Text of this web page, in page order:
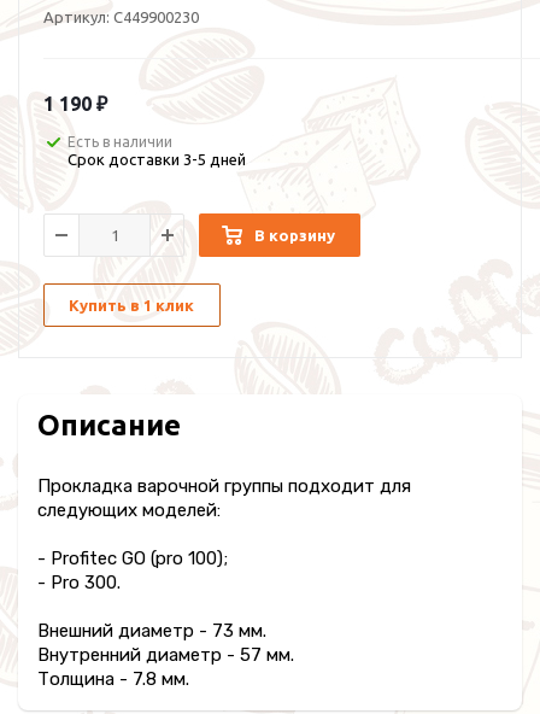
Артикул: C449900230
1 190 ₽
Есть в наличии
Срок доставки 3-5 дней
В корзину
Купить в 1 клик
Описание
Прокладка варочной группы подходит для
следующих моделей:
- Profitec GO (pro 100);
- Pro 300.
Внешний диаметр - 73 мм.
Внутренний диаметр - 57 мм.
Толщина - 7.8 мм.